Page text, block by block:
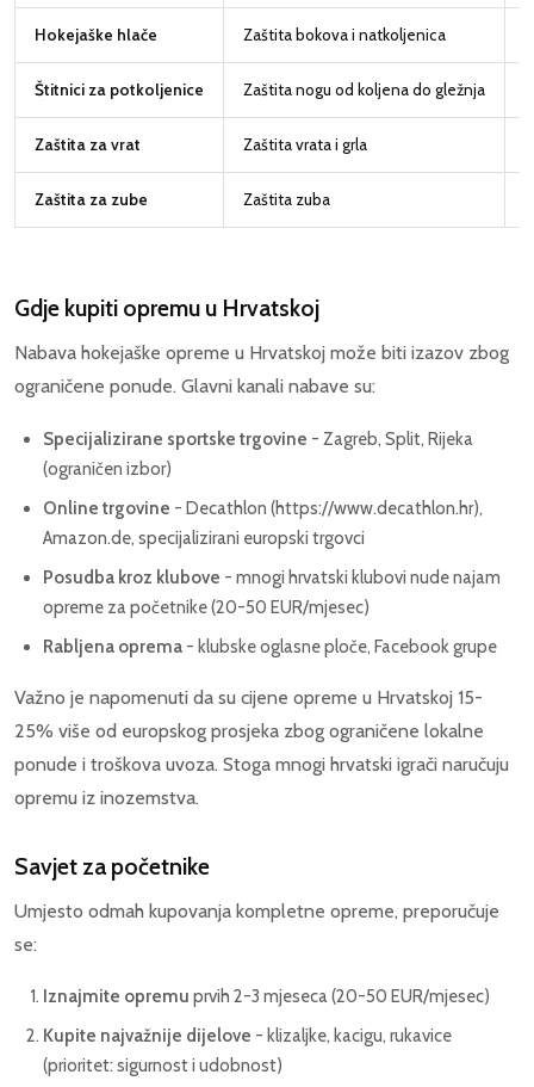
Hokejaške hlače Zaštita bokova i natkoljenica
Štitnici za potkoljenice Zaštita nogu od koljena do gležnja
Zaštita za vrat Zaštita vrata i grla
Zaštita za zube Zaštita zuba
Gdje kupiti opremu u Hrvatskoj
Nabava hokejaške opreme u Hrvatskoj može biti izazov zbog
ograničene ponude. Glavni kanali nabave su:
Specijalizirane sportske trgovine - Zagreb, Split, Rijeka
(ograničen izbor)
Online trgovine - Decathlon (https://www.decathlon.hr),
Amazon.de, specijalizirani europski trgovci
Posudba kroz klubove - mnogi hrvatski klubovi nude najam
opreme za početnike (20-50 EUR/mjesec)
Rabljena oprema - klubske oglasne ploče, Facebook grupe
Važno je napomenuti da su cijene opreme u Hrvatskoj 15-
25% više od europskog prosjeka zbog ograničene lokalne
ponude i troškova uvoza. Stoga mnogi hrvatski igrači naručuju
opremu iz inozemstva.
Savjet za početnike
Umjesto odmah kupovanja kompletne opreme, preporučuje
se:
Iznajmite opremu prvih 2-3 mjeseca (20-50 EUR/mjesec)
Kupite najvažnije dijelove - klizaljke, kacigu, rukavice
(prioritet: sigurnost i udobnost)